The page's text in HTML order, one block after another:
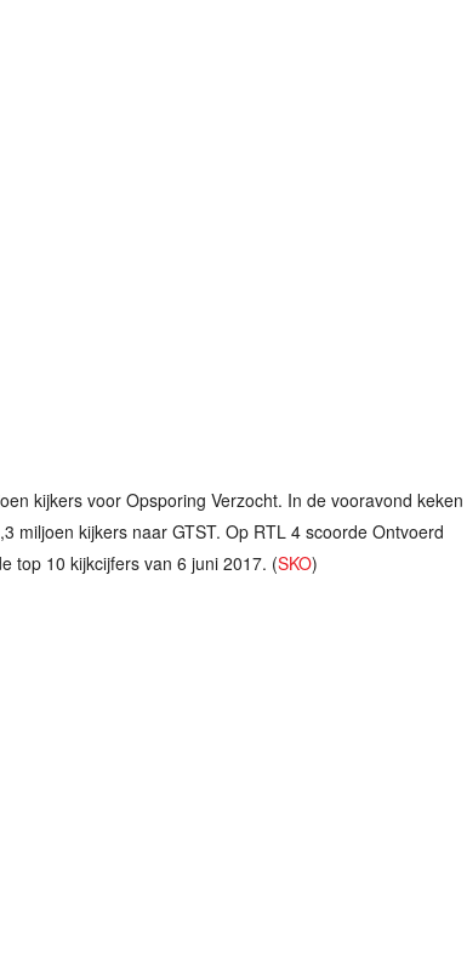
kijkers voor Opsporing Verzocht. In de vooravond keken
miljoen kijkers naar GTST. Op RTL 4 scoorde Ontvoerd
top 10 kijkcijfers van 6 juni 2017. (SKO)